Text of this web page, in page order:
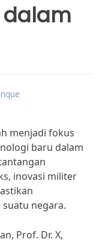
dalam
menjadi fokus
baru dalam
inovasi militer
negara.
Prof. Dr. X,